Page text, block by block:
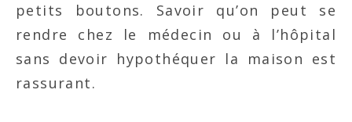
petits boutons. Savoir qu’on peut se
rendre chez le médecin ou à l’hôpital
sans devoir hypothéquer la maison est
rassurant.